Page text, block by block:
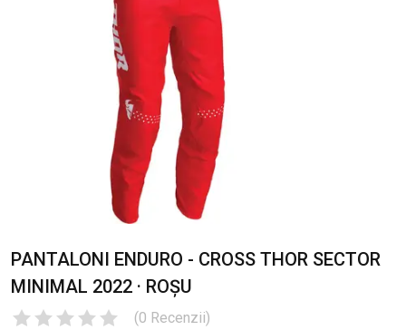
PANTALONI ENDURO - CROSS THOR SECTOR
MINIMAL 2022 · ROȘU
(0 Recenzii)